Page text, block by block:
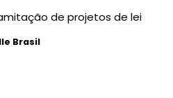
de projetos de lei
Brasil